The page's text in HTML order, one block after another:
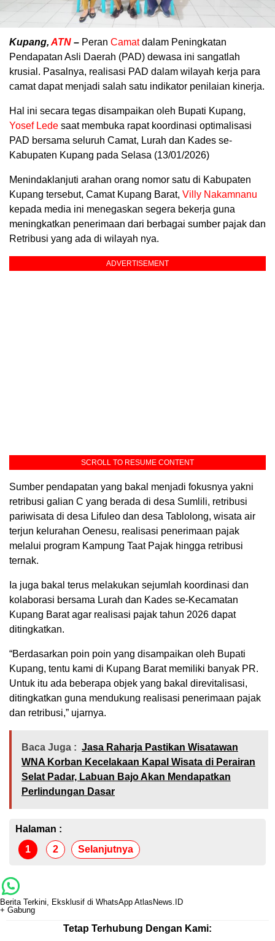
Kupang, ATN – Peran Camatdalam Peningkatan
Pendapatan Asli Daerah (PAD) dewasa ini sangatlah
krusial. Pasalnya, realisasi PAD dalam wilayah kerja para
camat dapat menjadi salah satu indikator penilaian kinerja.
Hal ini secara tegas disampaikan oleh Bupati Kupang,
Yosef Lede saat membuka rapat koordinasi optimalisasi
PAD bersama seluruh Camat, Lurah dan Kades se-
Kabupaten Kupang pada Selasa (13/01/2026)
Menindaklanjuti arahan orang nomor satu di Kabupaten
Kupang tersebut, Camat Kupang Barat, Villy Nakamnanu
kepada media ini menegaskan segera bekerja guna
meningkatkan penerimaan dari berbagai sumber pajak dan
Retribusi yang ada di wilayah nya.
ADVERTISEMENT
SCROLL TO RESUME CONTENT
Sumber pendapatan yang bakal menjadi fokusnya yakni
retribusi galian C yang berada di desa Sumlili, retribusi
pariwisata di desa Lifuleo dan desa Tablolong, wisata air
terjun kelurahan Oenesu, realisasi penerimaan pajak
melalui program Kampung Taat Pajak hingga retribusi
ternak.
Ia juga bakal terus melakukan sejumlah koordinasi dan
kolaborasi bersama Lurah dan Kades se-Kecamatan
Kupang Barat agar realisasi pajak tahun 2026 dapat
ditingkatkan.
“Berdasarkan poin poin yang disampaikan oleh Bupati
Kupang, tentu kami di Kupang Barat memiliki banyak PR.
Untuk itu ada beberapa objek yang bakal direvitalisasi,
ditingkatkan guna mendukung realisasi penerimaan pajak
dan retribusi,” ujarnya.
Baca Juga : Jasa Raharja Pastikan Wisatawan
WNA Korban Kecelakaan Kapal Wisata di Perairan
Selat Padar, Labuan Bajo Akan Mendapatkan
Perlindungan Dasar
Halaman :
1
2 Selanjutnya
Berita Terkini, Eksklusif di WhatsApp AtlasNews.ID
+ Gabung
Tetap Terhubung Dengan Kami: